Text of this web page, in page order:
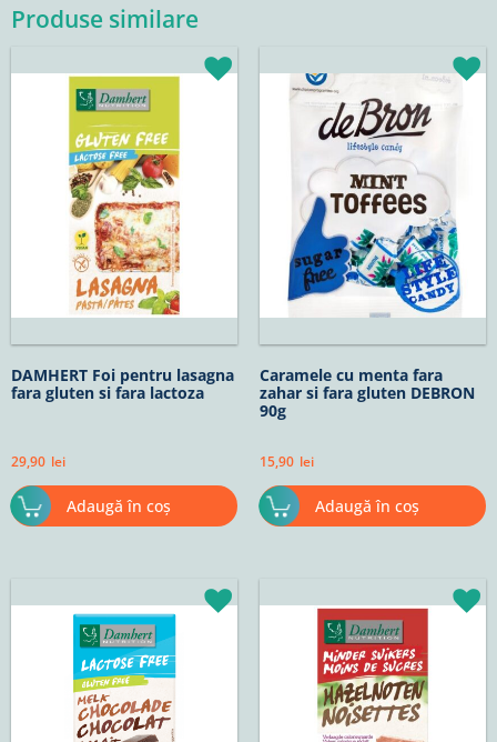
Produse similare
DAMHERT Foi pentru lasagna
fara gluten si fara lactoza
29,90 lei
Adaugă în coș
Caramele cu menta fara
zahar si fara gluten DEBRON
90g
15,90 lei
Adaugă în coș